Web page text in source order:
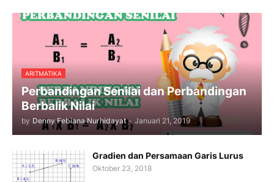
ARITMATIKA
Perbandingan Senilai dan Perbandingan
Berbalik Nilai
by Denny Febiana Nurhidayat - Januari 21, 2019
Gradien dan Persamaan Garis Lurus
Oktober 23, 2018